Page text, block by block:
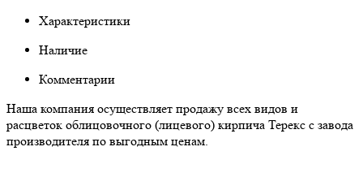
Характеристики
Наличие
Комментарии
Наша компания осуществляет продажу всех видов и
расцветок облицовочного (лицевого) кирпича Терекс с завода
производителя по выгодным ценам.